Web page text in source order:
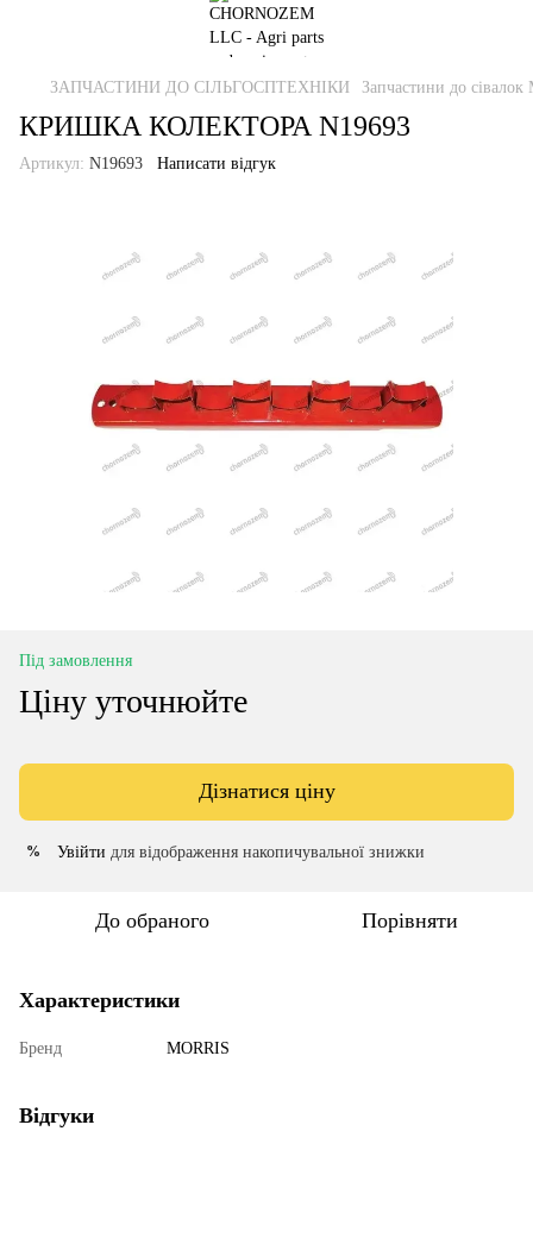
ЗАПЧАСТИНИ ДО СІЛЬГОСПТЕХНІКИ Запчастини до сівалок
КРИШКА КОЛЕКТОРА N19693
Артикул: N19693 Написати відгук
Під замовлення
Ціну уточнюйте
Дізнатися ціну
% Увійти для відображення накопичувальної знижки
До обраного Порівняти
Характеристики
Бренд MORRIS
Відгуки